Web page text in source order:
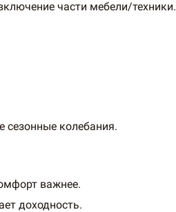
части мебели/техники.
сезонные колебания.
важнее.
доходность.